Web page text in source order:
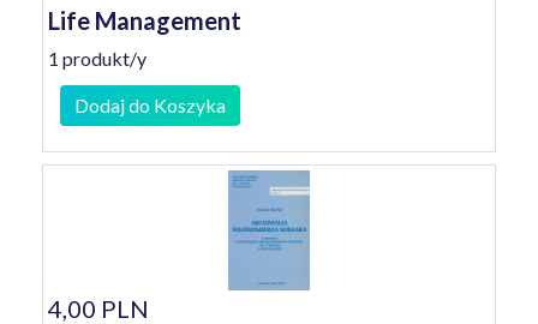
Life Management
1 produkt/y
Dodaj do Koszyka
4,00 PLN